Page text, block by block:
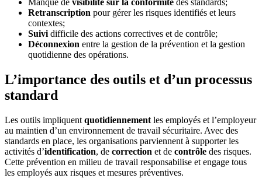
Retranscription pour gérer les risques identifiés et leurs
contextes;
Suivi difficile des actions correctives et de contrôle;
Déconnexion entre la gestion de la prévention et la gestion
quotidienne des opérations.
L’importance des outils et d’un processus
standard
Les outils impliquent quotidiennement les employés et l’employeur
au maintien d’un environnement de travail sécuritaire. Avec des
standards en place, les organisations parviennent à supporter les
activités d’identification, de correction et de contrôle des risques.
Cette prévention en milieu de travail responsabilise et engage tous
les employés aux risques et mesures préventives.